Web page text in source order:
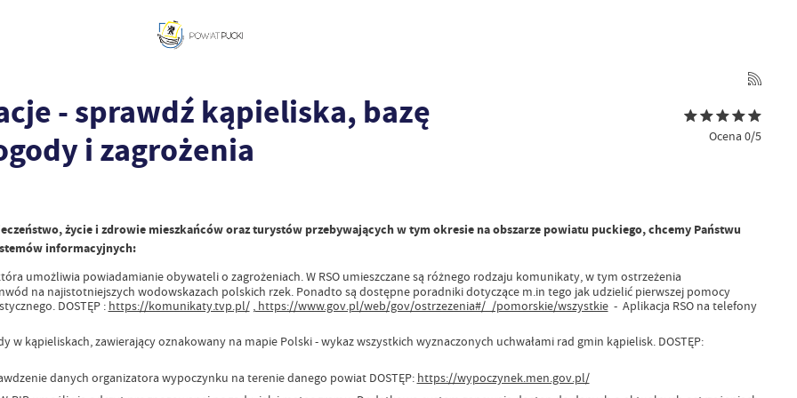
- sprawdź kąpieliska, bazę
i zagrożenia
Ocena 0/5
życie i zdrowie mieszkańców oraz turystów przebywających w tym okresie na obszarze powiatu puckiego, chcemy Państwu
informacyjnych:
umożliwia powiadamianie obywateli o zagrożeniach. W RSO umieszczane są różnego rodzaju komunikaty, w tym ostrzeżenia
na najistotniejszych wodowskazach polskich rzek. Ponadto są dostępne poradniki dotyczące m.in tego jak udzielić pierwszej pomocy
DOSTĘP : https://komunikaty.tvp.pl/,https://www.gov.pl/web/gov/ostrzezenia#/_/pomorskie/wszystkie- Aplikacja RSO na telefony
kąpieliskach, zawierający oznakowany na mapie Polski - wykaz wszystkich wyznaczonych uchwałami rad gmin kąpielisk. DOSTĘP:
danych organizatora wypoczynku na terenie danego powiat DOSTĘP: https://wypoczynek.men.gov.pl/